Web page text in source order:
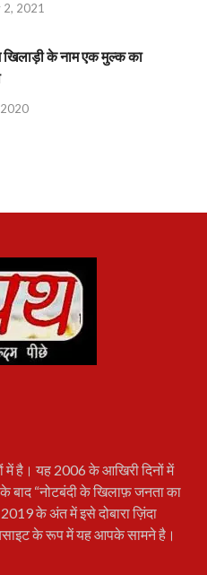
2, 2021
के नाम एक मुल्क का
2020
में है। यह 2006 के आखिरी दिनों में
“नोटबंदी के खिलाफ़ जनता का
के अंत में इसे दोबारा ज़िंदा
के रूप में यह आपके सामने है।